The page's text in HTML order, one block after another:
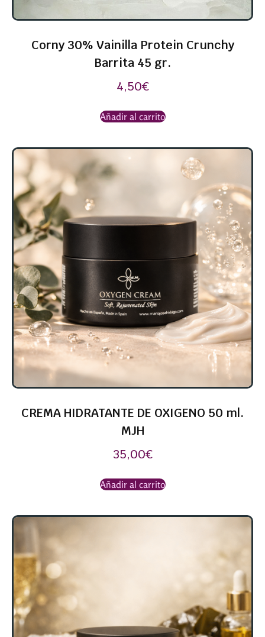
Corny 30% Vainilla Protein Crunchy
Barrita 45 gr.
4,50€
Añadir al carrito
CREMA HIDRATANTE DE OXIGENO 50 ml.
MJH
35,00€
Añadir al carrito